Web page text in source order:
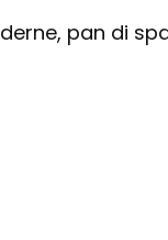
pan di